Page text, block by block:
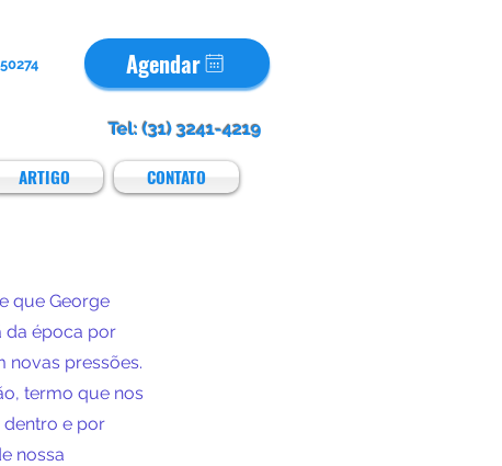
Agendar
ARTIGO CONTATO
Tel: (31) 3241-4219
que George
da época por
novas pressões.
termo que nos
dentro e por
nossa